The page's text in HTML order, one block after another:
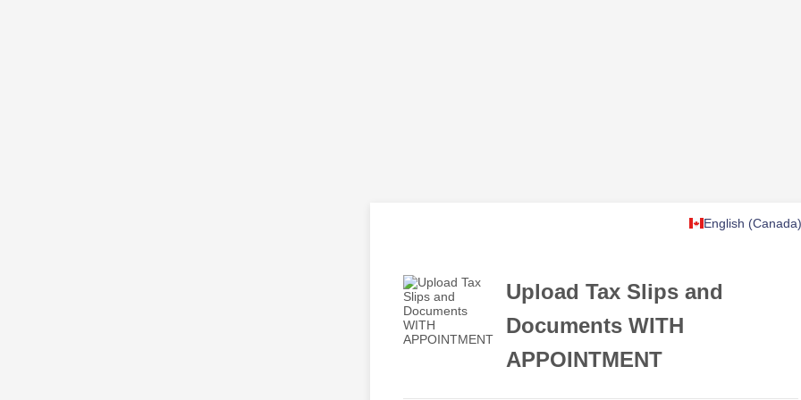
English (Canada)
Upload Tax Slips and
Documents WITH
APPOINTMENT